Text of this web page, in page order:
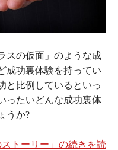
スの仮面」のような成
成功裏体験を持ってい
と比例しているといっ
ったいどんな成功裏体
うか?
トーリー」の続きを読